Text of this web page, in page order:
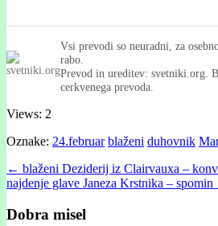
Vsi prevodi so neuradni, za
rabo.
Prevod in ureditev: svetniki.org.
cerkvenega prevoda.
Views: 2
Oznake: 24.februar blaženi duhovnik
Post
navigation
← blaženi Deziderij iz Clairvauxa –
najdenje glave Janeza Krstnika –
Dobra misel